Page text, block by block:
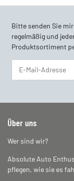
Bitte senden Sie
regelmäßig und
Produktsortiment
Über uns
Wer sind wir?
Absolute Auto
pflegen, wie sie es